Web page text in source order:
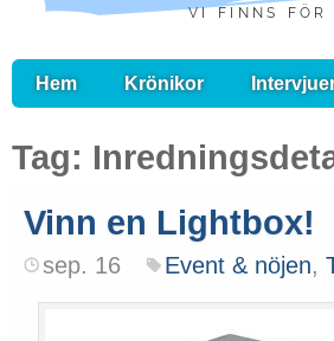
Hem Krönikor
Tag:
Vinn en Lightbox!
sep. 16 Event & nöjen,